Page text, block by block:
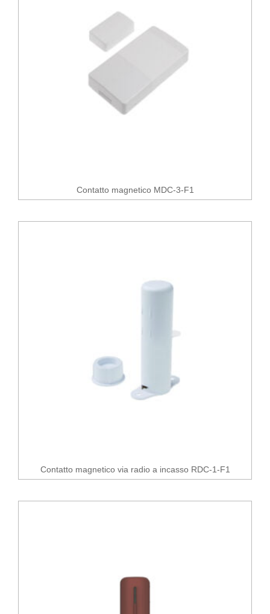
Contatto magnetico MDC-3-F1
Contatto magnetico via radio a incasso RDC-1-F1